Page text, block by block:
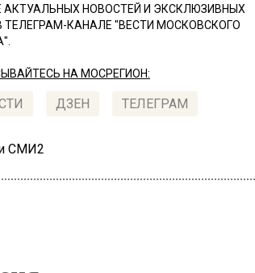
АКТУАЛЬНЫХ НОВОСТЕЙ И ЭКСКЛЮЗИВНЫХ
ТЕЛЕГРАМ-КАНАЛЕ "ВЕСТИ МОСКОВСКОГО
НА МОСРЕГИОН:
ДЗЕН ТЕЛЕГРАМ
СМИ2